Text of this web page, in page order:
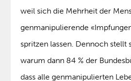
weil sich die Mehrheit der
genmanipulierende
spritzen lassen. Dennoch stellt
warum dann 84 % der
dass alle genmanipulierten